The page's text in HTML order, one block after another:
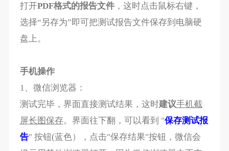
打开PDF格式的报告文件，这时点击鼠标右键，
选择“另存为”即可把测试报告文件保存到电脑硬
盘上。
手机操作
1、微信浏览器：
测试完毕，界面直接测试结果，这时建议手机截
屏长图保存。界面往下翻，可以看到 "保存测试报
告" 按钮(蓝色），点击"保存结果"按钮，微信会